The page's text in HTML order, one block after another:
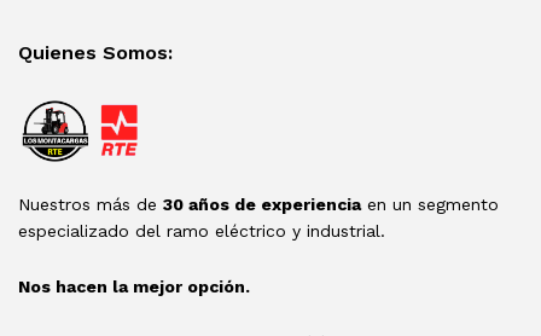
Quienes Somos:
Nuestros más de 30 años de experienciaen un segmento
especializado del ramo eléctrico y industrial.
Nos hacen la mejor opción.